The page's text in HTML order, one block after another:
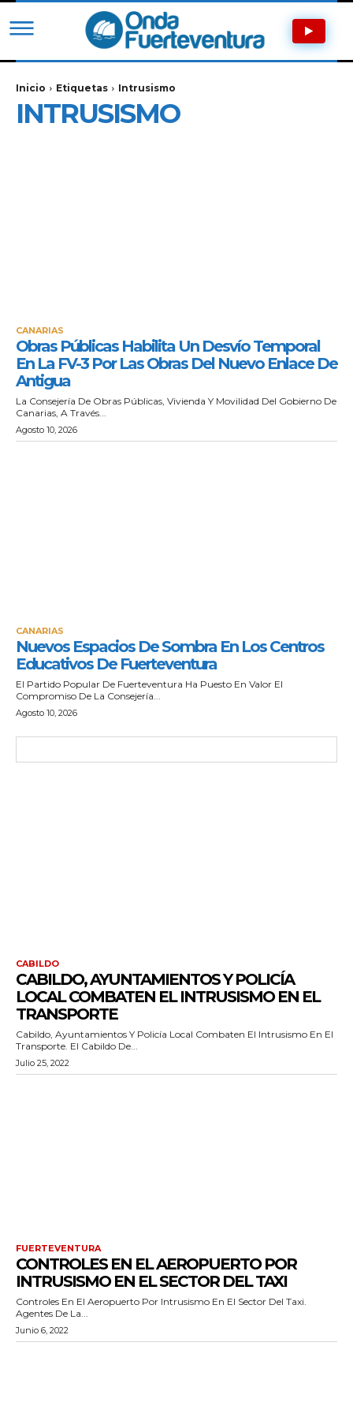
Inicio Etiquetas Intrusismo
INTRUSISMO
CANARIAS
Obras Públicas Habilita Un Desvío Temporal
En La FV-3 Por Las Obras Del Nuevo Enlace De
Antigua
La Consejería De Obras Públicas, Vivienda Y Movilidad Del Gobierno De
Canarias, A Través...
Agosto 10, 2026
CANARIAS
Nuevos Espacios De Sombra En Los Centros
Educativos De Fuerteventura
El Partido Popular De Fuerteventura Ha Puesto En Valor El
Compromiso De La Consejería...
Agosto 10, 2026
CABILDO
CABILDO, AYUNTAMIENTOS Y POLICÍA
LOCAL COMBATEN EL INTRUSISMO EN EL
TRANSPORTE
Cabildo, Ayuntamientos Y Policía Local Combaten El Intrusismo En El
Transporte. El Cabildo De...
Julio 25, 2022
FUERTEVENTURA
CONTROLES EN EL AEROPUERTO POR
INTRUSISMO EN EL SECTOR DEL TAXI
Controles En El Aeropuerto Por Intrusismo En El Sector Del Taxi.
Agentes De La...
Junio 6, 2022